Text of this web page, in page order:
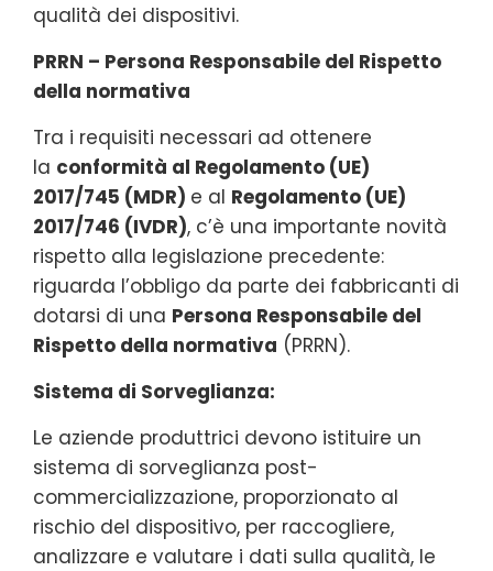
qualità dei dispositivi.
PRRN – Persona Responsabile del Rispetto
della normativa
Tra i requisiti necessari ad ottenere
la conformità al Regolamento (UE)
2017/745 (MDR) e al Regolamento (UE)
2017/746 (IVDR), c’è una importante novità
rispetto alla legislazione precedente:
riguarda l’obbligo da parte dei fabbricanti di
dotarsi di una Persona Responsabile del
Rispetto della normativa (PRRN).
Sistema di Sorveglianza:
Le aziende produttrici devono istituire un
sistema di sorveglianza post-
commercializzazione, proporzionato al
rischio del dispositivo, per raccogliere,
analizzare e valutare i dati sulla qualità, le